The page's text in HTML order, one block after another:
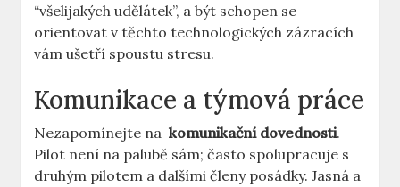
“všelijakých udělátek”, a být schopen se‌
orientovat ‌v těchto technologických‌ zázracích
vám ušetří spoustu stresu.
Komunikace a týmová práce
Nezapomínejte na ⁢komunikační‌ dovednosti.
⁣Pilot není na ⁢palubě sám; často spolupracuje s
druhým​ pilotem a dalšími členy posádky.​ Jasná a⁢